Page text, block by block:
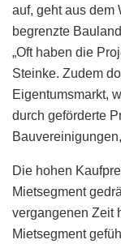
auf, geht aus dem
begrenzte
„Oft haben die
Steinke. Zudem
Eigentumsmarkt,
durch geförderte
Die hohen
Mietsegment
vergangenen Zeit
Mietsegment